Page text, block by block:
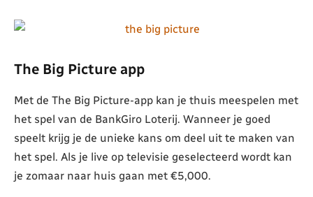
The Big Picture app
Met de The Big Picture-app kan je thuis meespelen met
het spel van de BankGiro Loterij. Wanneer je goed
speelt krijg je de unieke kans om deel uit te maken van
het spel. Als je live op televisie geselecteerd wordt kan
je zomaar naar huis gaan met €5,000.